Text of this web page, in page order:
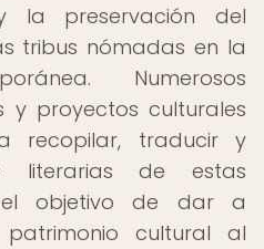
la preservación del
tribus nómadas en la
Numerosos
y proyectos culturales
recopilar, traducir y
literarias de estas
el objetivo de dar a
cultural al